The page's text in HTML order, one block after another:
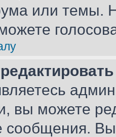
или темы.
вы можете
сообщения.